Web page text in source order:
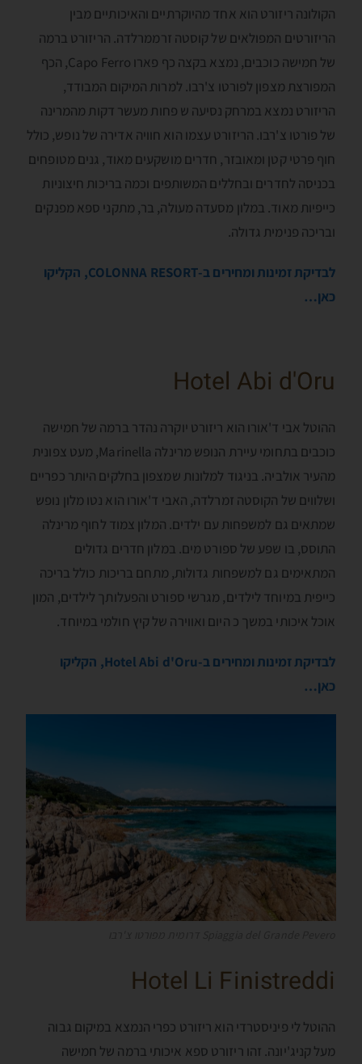
הקולונה ריזורט הוא אחד מהיוקרתיים והאיכותיים מבין
הריזורטים המפולאים של קוסטה זרממרלדה. הריזורט ברמה
של חמישה כוכבים, נמצא בקצה כף פארו Capo Ferro, הכף
המפורצת מצפון לפורטו צ'רבו. למרות המיקום המבודד,
הריזורט נמצא במרחק נסיעה ש פחות מעשר דקות מהמרינה
של פורטו צ'רבו. הריזורט עצמו הוא חוויה אדירה של נופש, כולל
חוף פרטי קטן ומאובזר, חדרים מושקעים מאוד, גנים מטופחים
בכניסה לחדרים ובחללים המשותפים וכמה בריכות חיצוניות
כייפיות מאוד. במלון מסעדה מעולה, בר, מתקני ספא מפנקים
ובריכה פנימית גדולה.
לבדיקת זמינות ומחירים ב-COLONNA RESORT, הקליקו
כאן…
Hotel Abi d'Oru
ההוטל אבי ד'אורו הוא ריזורט יוקרה נהדר ברמה של חמישה
כוכבים בתחומי עיירת הנופש מרינלה Marinella, מעט צפונית
מהעיר אולביה. בניגוד למלונות שמצפון בחלקים היותר כפריים
ושלווים של הקוסטה זמרלדה, האבי ד'אורו הוא נטו מלון נופש
שמתאים גם למשפחות עם ילדים. המלון צמוד לחוף מרינלה
התוסס, בו שפע של ספורט מים. במלון חדרים גדולים
המתאימים גם למשפחות גדולות, מתחם בריכות כולל בריכה
כייפית במיוחד לילדים, מגרשי ספורט והפעלותך לילדים, המון
אוכל איכותי במשך כ היום ואווירה של קיץ חולמי במיוחד.
לבדיקת זמינות ומחירים ב-Hotel Abi d'Oru, הקליקו
כאן…
Hotel Li Finistreddi
ההוטל לי פיניסטרדי הוא ריזורט כפרי הנמצא במיקום גבוה
מעל קניג'יונה. זהו ריזורט ספא איכותי ברמה של חמישה